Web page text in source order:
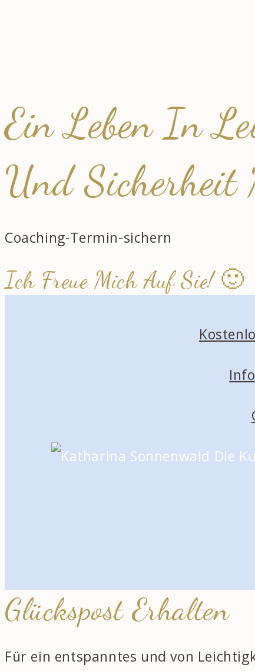
Ein Leben In
Und
Coaching-Termin-sichern
Ich Freue Mich Auf Sie! 🙂
Glückspost Erhalten
Für ein entspanntes und von